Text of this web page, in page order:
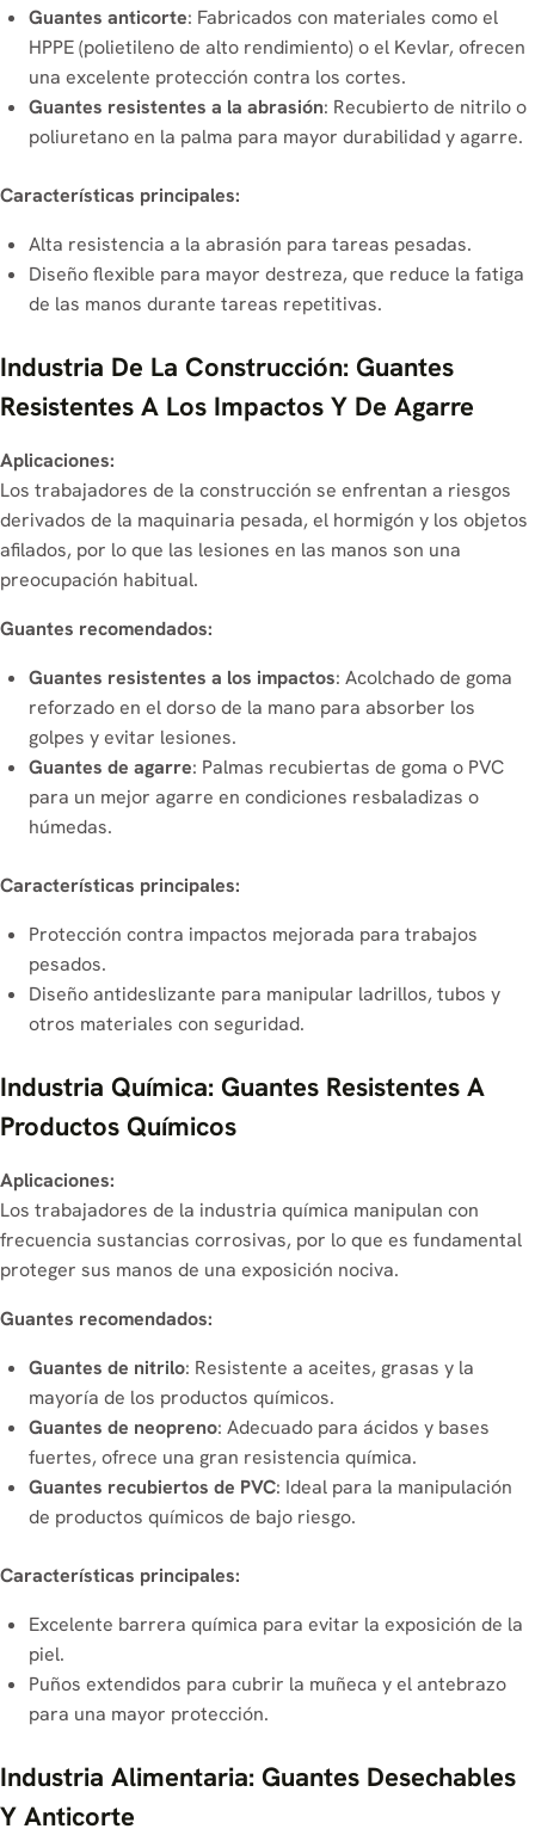
seguridad, la
eficacia...
Guantes anticorte: Fabricados con materiales como el
HPPE (polietileno de alto rendimiento) o el Kevlar, ofrecen
una excelente protección contra los cortes.
Guantes resistentes a la abrasión: Recubierto de nitrilo o
poliuretano en la palma para mayor durabilidad y agarre.
Características principales:
Alta resistencia a la abrasión para tareas pesadas.
Diseño flexible para mayor destreza, que reduce la fatiga
de las manos durante tareas repetitivas.
Industria De La Construcción: Guantes
Resistentes A Los Impactos Y De Agarre
Aplicaciones:
Los trabajadores de la construcción se enfrentan a riesgos
derivados de la maquinaria pesada, el hormigón y los objetos
afilados, por lo que las lesiones en las manos son una
preocupación habitual.
Guantes recomendados:
Guantes resistentes a los impactos: Acolchado de goma
reforzado en el dorso de la mano para absorber los
golpes y evitar lesiones.
Guantes de agarre: Palmas recubiertas de goma o PVC
para un mejor agarre en condiciones resbaladizas o
húmedas.
Características principales:
Protección contra impactos mejorada para trabajos
pesados.
Diseño antideslizante para manipular ladrillos, tubos y
otros materiales con seguridad.
Industria Química: Guantes Resistentes A
Productos Químicos
Aplicaciones:
Los trabajadores de la industria química manipulan con
frecuencia sustancias corrosivas, por lo que es fundamental
proteger sus manos de una exposición nociva.
Guantes recomendados:
Guantes de nitrilo: Resistente a aceites, grasas y la
mayoría de los productos químicos.
Guantes de neopreno: Adecuado para ácidos y bases
fuertes, ofrece una gran resistencia química.
Guantes recubiertos de PVC: Ideal para la manipulación
de productos químicos de bajo riesgo.
Características principales:
Excelente barrera química para evitar la exposición de la
piel.
Puños extendidos para cubrir la muñeca y el antebrazo
para una mayor protección.
Industria Alimentaria: Guantes Desechables
Y Anticorte